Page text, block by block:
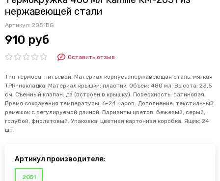
нержавеющей стали
Артикул: 2051BG
910 руб
Оставить отзыв
Тип термоса: питьевой. Материал корпуса: нержавеющая сталь, мягкая
TPR-накладка. Материал крышки: пластик. Объем: 480 мл. Высота: 23,5
см. Съемный клапан: да (встроен в крышку). Поверхность: сатиновая.
Время сохранения температуры: 6-24 часов. Дополнение: текстильный
ремешок с регулируемой длиной. Варианты цветов: бежевый, серый,
голубой, фиолетовый. Упаковка: цветная картонная коробка. Ящик: 24
шт.
Артикул производителя:
2051